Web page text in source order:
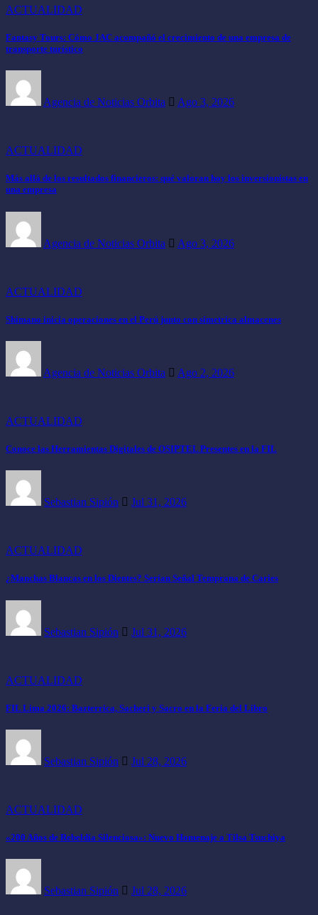
ACTUALIDAD
Fantasy Tours: Cómo JAC acompañó el crecimiento de una empresa de
transporte turístico
Agencia de Noticias Orbita Ago 3, 2026
ACTUALIDAD
Más allá de los resultados financieros: qué valoran hoy los inversionistas en
una empresa
Agencia de Noticias Orbita Ago 3, 2026
ACTUALIDAD
Shimano inicia operaciones en el Perú junto con simetrica almacenes
Agencia de Noticias Orbita Ago 2, 2026
ACTUALIDAD
Conoce las Herramientas Digitales de OSIPTEL Presentes en la FIL
Sebastian Sipión Jul 31, 2026
ACTUALIDAD
¿Manchas Blancas en los Dientes? Serían Señal Temprana de Caries
Sebastian Sipión Jul 31, 2026
ACTUALIDAD
FIL Lima 2026: Bazterrica, Sacheri y Sacro en la Feria del Libro
Sebastian Sipión Jul 28, 2026
ACTUALIDAD
«200 Años de Rebeldía Silenciosa»: Nuevo Homenaje a Tilsa Tsuchiya
Sebastian Sipión Jul 28, 2026